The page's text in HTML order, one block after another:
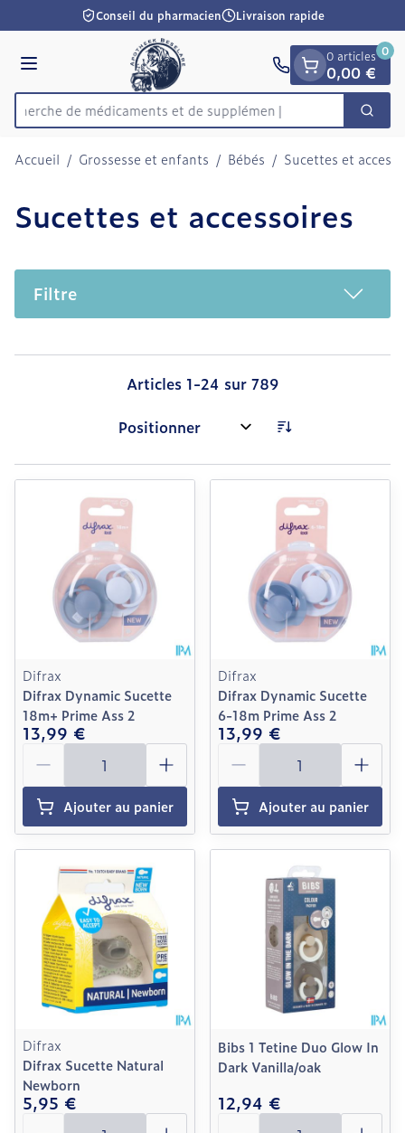
Aller au contenu
1 de 1
Conseil du pharmacien Livraison rapide
Menu
Rechercher
Recherche de médica
0 articles
0,00 €
0
Accueil / Grossesse et enfants / Bébés / Sucettes et
Sucettes et accessoires
Filtre
Articles 1-24 sur 789
Trier par:
Difrax
Difrax Dynamic Sucette
18m+ Prime Ass 2
13,99 €
Quantité
Ajouter au panier
Difrax
Difrax Dynamic Sucette
6-18m Prime Ass 2
13,99 €
Quantité
Ajouter au panier
Difrax
Difrax Sucette Natural
Newborn
5,95 €
Quantité
Bibs 1 Tetine Duo Glow In
Dark Vanilla/oak
12,94 €
Quantité